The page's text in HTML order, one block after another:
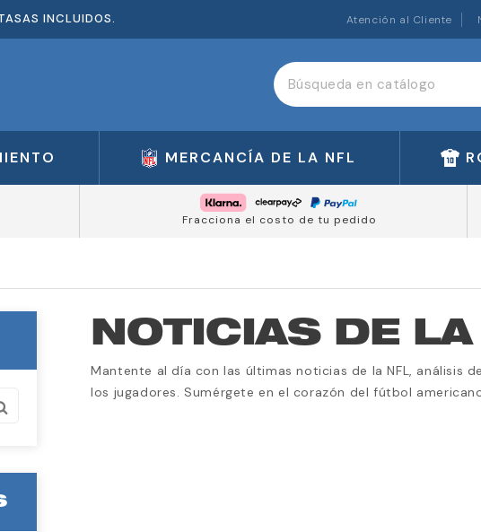
INCLUIDOS. Atención al Cliente
MERCANCÍA DE LA NFL
Fracciona el costo de tu pedido
NOTICIAS DE
Mantente al día con las últimas noticias de la NFL, análisis
los jugadores. Sumérgete en el corazón del fútbol